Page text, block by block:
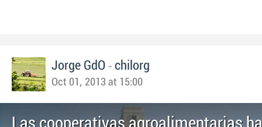
Jorge GdO - chilorg
Oct 01, 2013 at 15:00